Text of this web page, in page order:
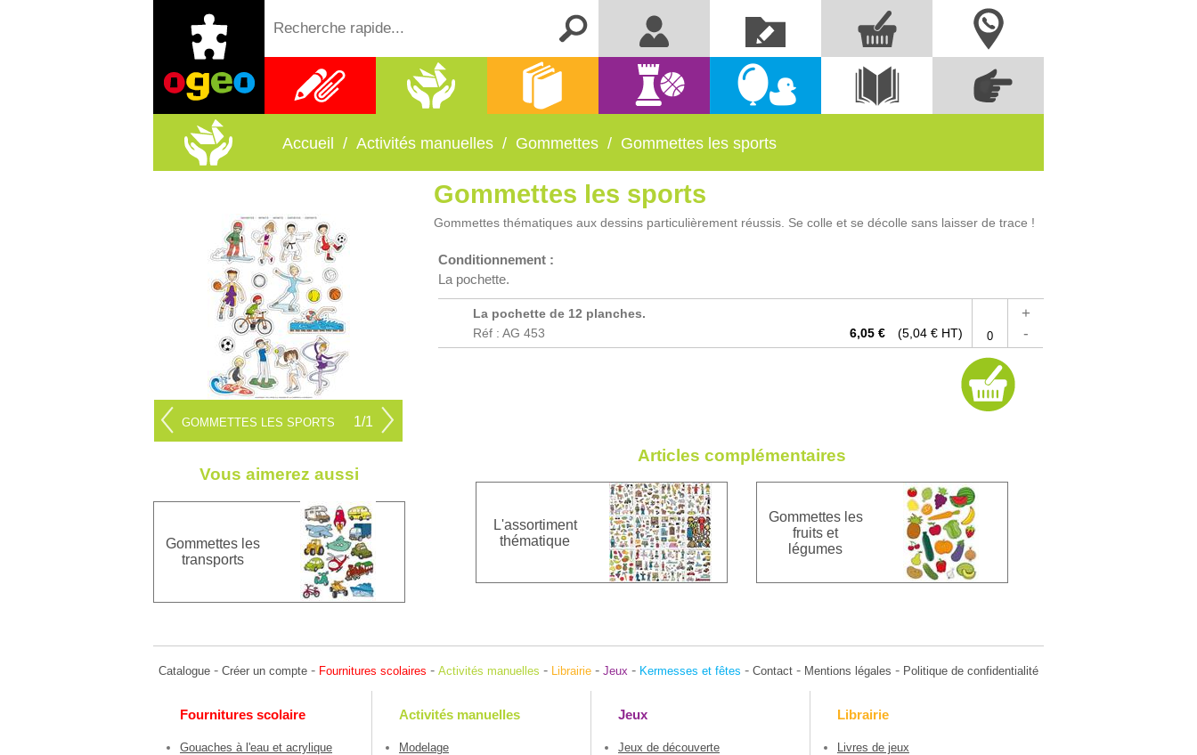
Me connecter
Créer un
compte
Nous contacter
Commandez
directement à partir
des références
Fournitures
scolaires
Activités
manuelles
Jeux
Kermesses
et fêtes
Voir le
catalogue
Accueil / Activités manuelles / Gommettes / Gommettes les sports
Gommettes les sports
GOMMETTES LES SPORTS 1/1
Gommettes thématiques aux dessins particulièrement réussis. Se colle et se décolle sans laisser de trace !
Conditionnement :
La pochette.
La pochette de 12 planches.
Réf : AG 453
6,05 € (5,04 € HT)
+
-
Articles complémentaires
L'assortiment
thématique
Gommettes les
fruits et
légumes
Vous aimerez aussi
Gommettes les
transports
Catalogue - Créer un compte - Fournitures scolaires - Activités manuelles - Librairie - Jeux - Kermesses et fêtes - Contact - Mentions légales - Politique de confidentialité
Fournitures scolaire
Gouaches à l'eau et acrylique
Activités manuelles
Modelage
Jeux
Jeux de découverte
Librairie
Livres de jeux